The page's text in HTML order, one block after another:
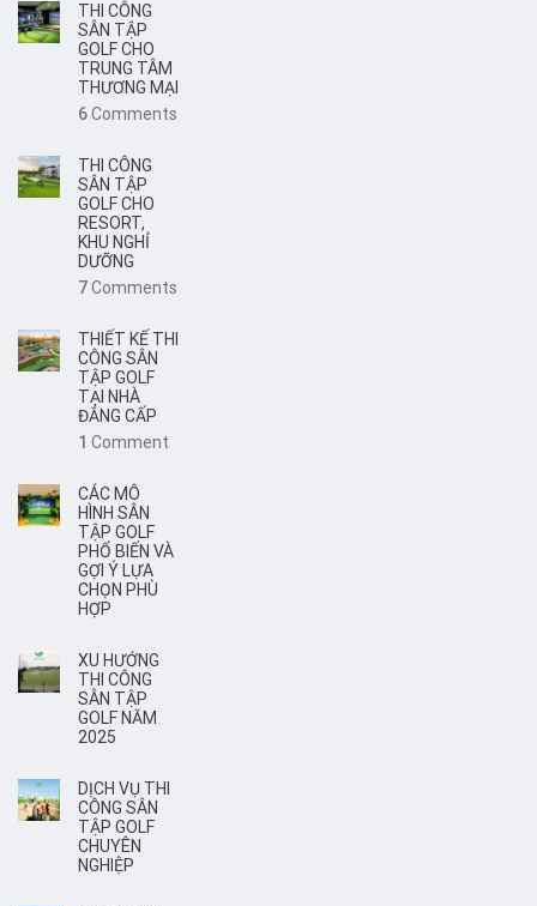
THI CÔNG
SÂN TẬP
GOLF CHO
TRUNG TÂM
THƯƠNG MẠI
6Comments
THI CÔNG
SÂN TẬP
GOLF CHO
RESORT,
KHU NGHỈ
DƯỠNG
7Comments
THIẾT KẾ THI
CÔNG SÂN
TẬP GOLF
TẠI NHÀ
ĐẲNG CẤP
1 Comment
CÁC MÔ
HÌNH SÂN
TẬP GOLF
PHỔ BIẾN VÀ
GỢI Ý LỰA
CHỌN PHÙ
HỢP
XU HƯỚNG
THI CÔNG
SÂN TẬP
GOLF NĂM
2025
DỊCH VỤ THI
CÔNG SÂN
TẬP GOLF
CHUYÊN
NGHIỆP